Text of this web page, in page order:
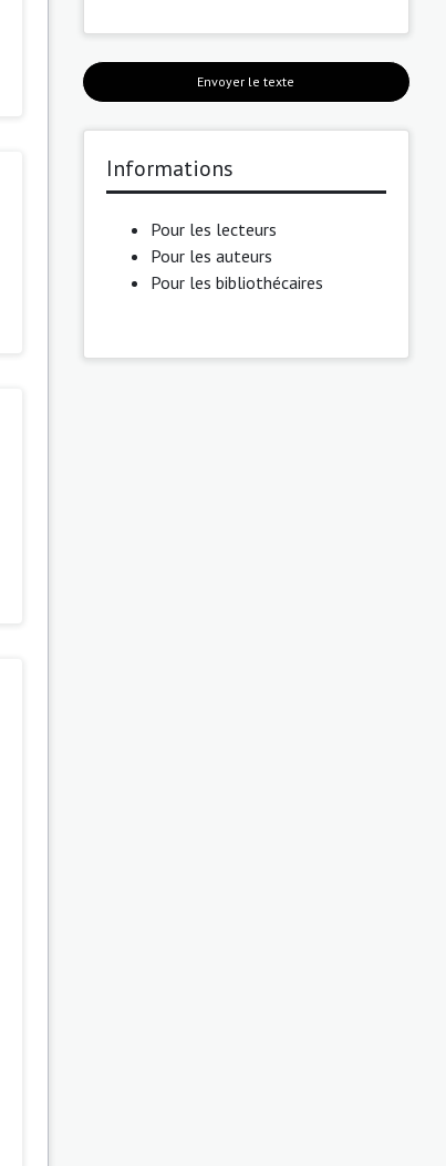
Envoyer le texte
Informations
Pour les lecteurs
Pour les auteurs
Pour les bibliothécaires